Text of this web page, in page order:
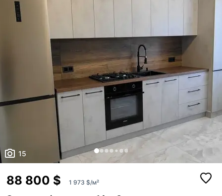
електрики та систему безпеки AJAX. Ква...
15
88 800 $ 1 973 $/м²